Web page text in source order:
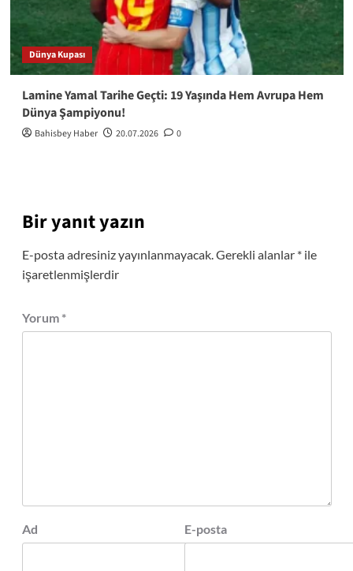
Dünya Kupası
Lamine Yamal Tarihe Geçti: 19 Yaşında Hem Avrupa Hem
Dünya Şampiyonu!
Bahisbey Haber 20.07.2026 0
Bir yanıt yazın
E-posta adresiniz yayınlanmayacak.Gerekli alanlar *ile
işaretlenmişlerdir
Yorum *
Ad E-posta